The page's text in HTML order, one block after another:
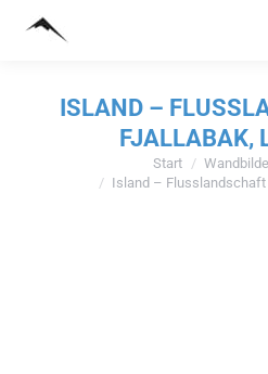
ISLAND –
FJALLABAK,
Sie befinden sich hier:
Start
Island –